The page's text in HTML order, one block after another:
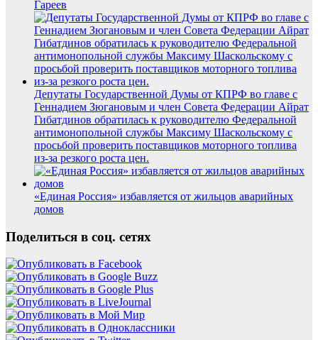
Гареев
Депутаты Государственной Думы от КПРФ во главе с
Геннадием Зюгановым и член Совета Федерации Айрат
Гибатдинов обратилась к руководителю Федеральной
антимонопольной службы Максиму Шаскольскому с
просьбой проверить поставщиков моторного топлива
из-за резкого роста цен.
«Единая Россия» избавляется от жильцов аварийных
домов
Поделиться в соц. сетях